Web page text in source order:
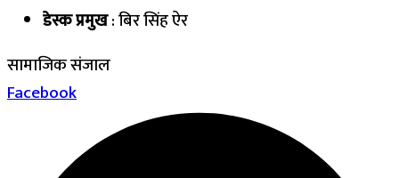
डेस्क प्रमुख: बिर सिंह ऐर
सामाजिक संजाल
Facebook